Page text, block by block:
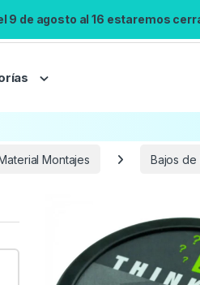
9 de agosto al 16 estaremos
No se
Montajes Bajos de